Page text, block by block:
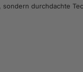
durchdachte